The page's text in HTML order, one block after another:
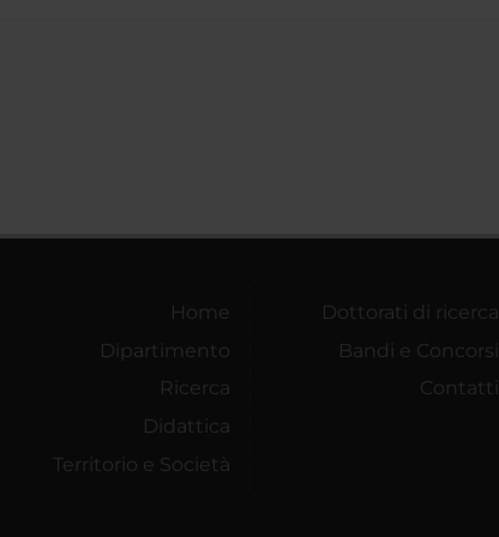
Home
Dipartimento
Ricerca
Didattica
Territorio e Società
Dottorati di ricerca
Bandi e Concorsi
Contatti